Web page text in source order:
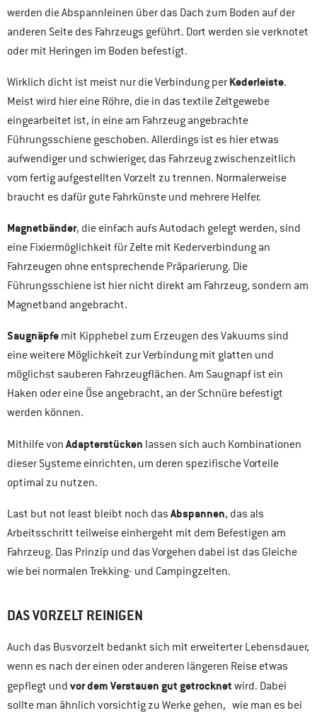
werden die Abspannleinen über das Dach zum Boden auf der
anderen Seite des Fahrzeugs geführt. Dort werden sie verknotet
oder mit Heringen im Boden befestigt.
Wirklich dicht ist meist nur die Verbindung per Kederleiste.
Meist wird hier eine Röhre, die in das textile Zeltgewebe
eingearbeitet ist, in eine am Fahrzeug angebrachte
Führungsschiene geschoben. Allerdings ist es hier etwas
aufwendiger und schwieriger, das Fahrzeug zwischenzeitlich
vom fertig aufgestellten Vorzelt zu trennen. Normalerweise
braucht es dafür gute Fahrkünste und mehrere Helfer.
Magnetbänder, die einfach aufs Autodach gelegt werden, sind
eine Fixiermöglichkeit für Zelte mit Kederverbindung an
Fahrzeugen ohne entsprechende Präparierung. Die
Führungsschiene ist hier nicht direkt am Fahrzeug, sondern am
Magnetband angebracht.
Saugnäpfe mit Kipphebel zum Erzeugen des Vakuums sind
eine weitere Möglichkeit zur Verbindung mit glatten und
möglichst sauberen Fahrzeugflächen. Am Saugnapf ist ein
Haken oder eine Öse angebracht, an der Schnüre befestigt
werden können.
Mithilfe von Adapterstücken lassen sich auch Kombinationen
dieser Systeme einrichten, um deren spezifische Vorteile
optimal zu nutzen.
Last but not least bleibt noch das Abspannen, das als
Arbeitsschritt teilweise einhergeht mit dem Befestigen am
Fahrzeug. Das Prinzip und das Vorgehen dabei ist das Gleiche
wie bei normalen Trekking- und Campingzelten.
DAS VORZELT REINIGEN
Auch das Busvorzelt bedankt sich mit erweiterter Lebensdauer,
wenn es nach der einen oder anderen längeren Reise etwas
gepflegt und vor dem Verstauen gut getrocknet wird. Dabei
sollte man ähnlich vorsichtig zu Werke gehen, wie man es bei